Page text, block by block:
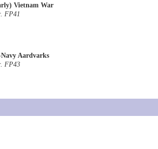
Vietnam War
FP41
Aardvarks
FP43